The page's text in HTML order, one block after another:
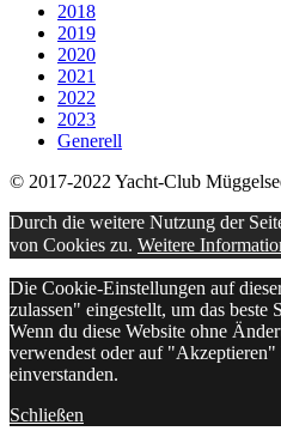
2018
2019
2020
2021
2022
2023
Generell
© 2017-2022 Yacht-Club
Durch die weitere Nutzung der
von Cookies zu. Weitere
Die Cookie-Einstellungen auf
zulassen" eingestellt, um das beste
Wenn du diese Website ohne
verwendest oder auf
einverstanden.
Schließen